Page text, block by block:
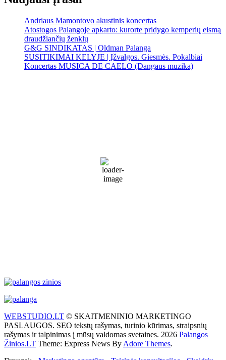
Andriaus Mamontovo akustinis koncertas
Atostogos Palangoje apkarto: kurorte pridygo kemperių eismą
draudžiančių ženklų
G&G SINDIKATAS | Oldman Palanga
SUSITIKIMAI KELYJE | Įžvalgos. Giesmės. Pokalbiai
Koncertas MUSICA DE CAELO (Dangaus muzika)
72 %
WEBSTUDIO.LT © SKAITMENINIO MARKETINGO
PASLAUGOS. SEO tekstų rašymas, turinio kūrimas, straipsnių
rašymas ir talpinimas į mūsų valdomas svetaines. 2026 Palangos
Žinios.LT Theme: Express News By Adore Themes.